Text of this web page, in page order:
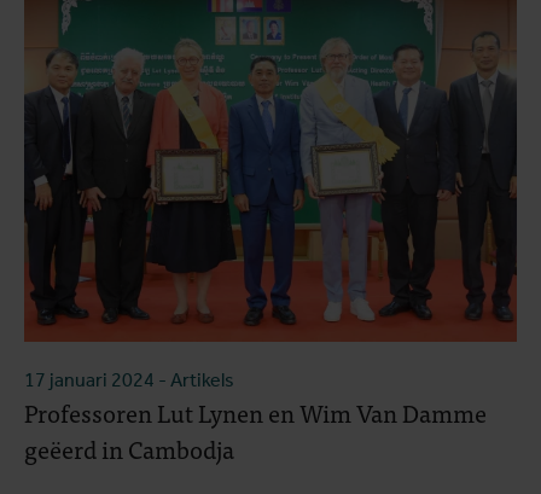
17 januari 2024 - Artikels
Professoren Lut Lynen en Wim Van Damme
geëerd in Cambodja